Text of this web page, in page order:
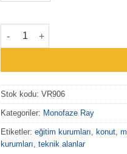
VR906 - Monofaze Spiral
Stok kodu: VR906
Kategoriler: Monofaze Ray
Etiketler: eğitim kurumları, konut,
kurumları, teknik alanlar